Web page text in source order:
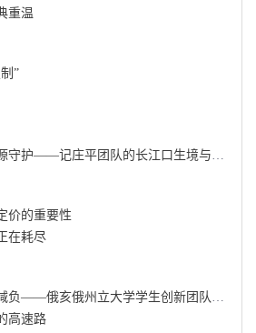
重温
”
都市上海的渔业资源守护——记庄平团队的长江口生境与生物研究
价的重要性
在耗尽
铝质材料给制造商减负——俄亥俄州立大学学生创新团队给人的启示
高速路